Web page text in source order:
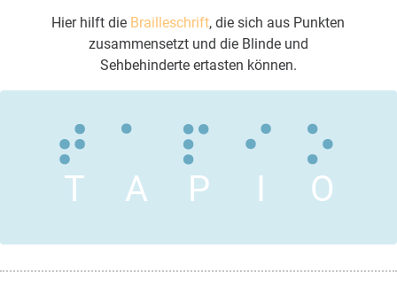
Hier hilft die Brailleschrift, die sich aus Punkten
zusammensetzt und die Blinde und
Sehbehinderte ertasten können.
T A P I O